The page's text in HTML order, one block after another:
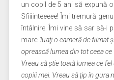
un copil de 5 ani să expună
Sfiiiinteeeee! Îmi tremură
întâlnire. Îmi vine să sar să-i
mare ‘luaţi o cameră de filmat
oprească lumea din tot ceea
Vreau să ştie toată lumea ce
copiii mei. Vreau să ţip în gura